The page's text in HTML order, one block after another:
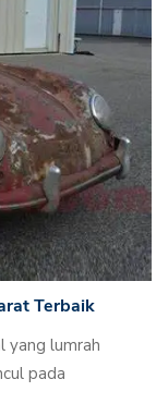
Terbaik
yang lumrah
pada